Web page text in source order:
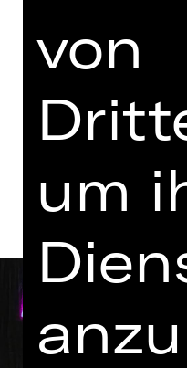
Opernhaus
von
um